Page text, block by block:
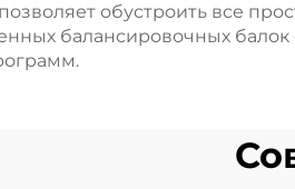
обустроить все
балансировочных